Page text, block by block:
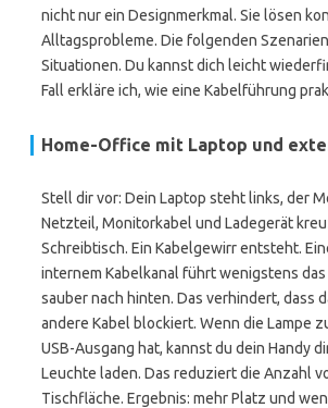
nicht nur ein Designmerkmal. Sie lösen
Alltagsprobleme. Die folgenden
Situationen. Du kannst dich leicht
Fall erkläre ich, wie eine Kabelführung
Home-Office mit Laptop und
Stell dir vor: Dein Laptop steht links, der
Netzteil, Monitorkabel und Ladegerät
Schreibtisch. Ein Kabelgewirr entsteht.
internem Kabelkanal führt wenigstens das
sauber nach hinten. Das verhindert, dass
andere Kabel blockiert. Wenn die Lampe
USB-Ausgang hat, kannst du dein Handy
Leuchte laden. Das reduziert die Anzahl
Tischfläche. Ergebnis: mehr Platz und